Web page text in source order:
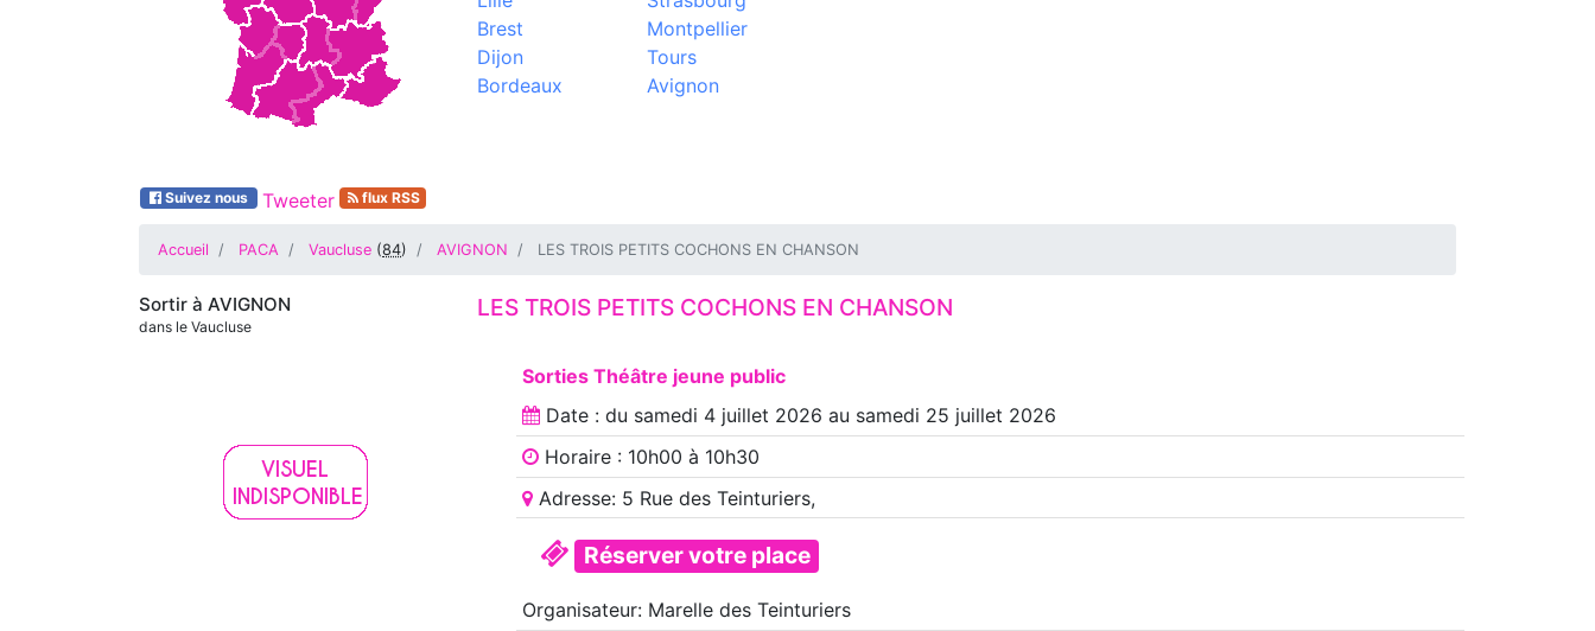
Brest
Dijon
Bordeaux
Montpellier
Tours
Avignon
Suivez nous Tweeter flux RSS
Accueil PACA Vaucluse (84) AVIGNON LES TROIS PETITS COCHONS EN CHANSON
Sortir à AVIGNON
dans le Vaucluse
LES TROIS PETITS COCHONS EN CHANSON
Sorties Théâtre jeune public
Date : du samedi 4 juillet 2026 au samedi 25 juillet 2026
Horaire : 10h00 à 10h30
Adresse: 5 Rue des Teinturiers,
Réserver votre place
Organisateur: Marelle des Teinturiers